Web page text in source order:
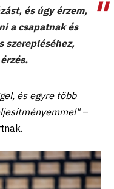
és úgy érzem,
a csapatnak és
szerepléséhez,
és egyre több
–